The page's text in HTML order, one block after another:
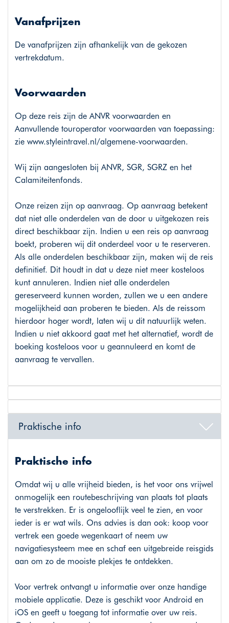
Vanafprijzen
De vanafprijzen zijn afhankelijk van de gekozen
vertrekdatum.
Voorwaarden
Op deze reis zijn de ANVR voorwaarden en
Aanvullende touroperator voorwaarden van toepassing:
zie www.styleintravel.nl/algemene-voorwaarden.
Wij zijn aangesloten bij ANVR, SGR, SGRZ en het
Calamiteitenfonds.
Onze reizen zijn op aanvraag. Op aanvraag betekent
dat niet alle onderdelen van de door u uitgekozen reis
direct beschikbaar zijn. Indien u een reis op aanvraag
boekt, proberen wij dit onderdeel voor u te reserveren.
Als alle onderdelen beschikbaar zijn, maken wij de reis
definitief. Dit houdt in dat u deze niet meer kosteloos
kunt annuleren. Indien niet alle onderdelen
gereserveerd kunnen worden, zullen we u een andere
mogelijkheid aan proberen te bieden. Als de reissom
hierdoor hoger wordt, laten wij u dit natuurlijk weten.
Indien u niet akkoord gaat met het alternatief, wordt de
boeking kosteloos voor u geannuleerd en komt de
aanvraag te vervallen.
Praktische info
Praktische info
Omdat wij u alle vrijheid bieden, is het voor ons vrijwel
onmogelijk een routebeschrijving van plaats tot plaats
te verstrekken. Er is ongelooflijk veel te zien, en voor
ieder is er wat wils. Ons advies is dan ook: koop voor
vertrek een goede wegenkaart of neem uw
navigatiesysteem mee en schaf een uitgebreide reisgids
aan om zo de mooiste plekjes te ontdekken.
Voor vertrek ontvangt u informatie over onze handige
mobiele applicatie. Deze is geschikt voor Android en
iOS en geeft u toegang tot informatie over uw reis.